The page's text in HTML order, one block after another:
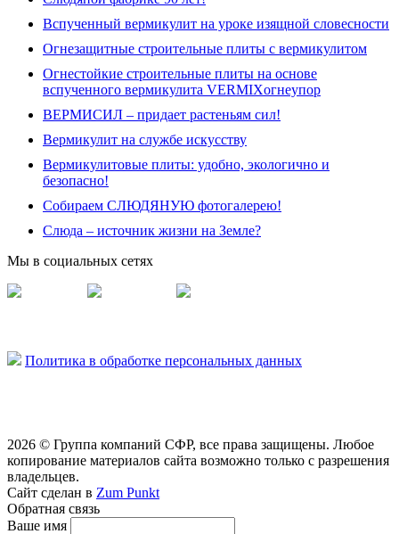
Вспученный вермикулит на уроке изящной словесности
Огнезащитные строительные плиты с вермикулитом
Огнестойкие строительные плиты на основе
вспученного вермикулита VERMIXогнеупор
ВЕРМИСИЛ – придает растеньям сил!
Вермикулит на службе искусству
Вермикулитовые плиты: удобно, экологично и
безопасно!
Собираем СЛЮДЯНУЮ фотогалерею!
Слюда – источник жизни на Земле?
Мы в социальных сетях
Политика в обработке персональных данных
2026 © Группа компаний СФР, все права защищены. Любое
копирование материалов сайта возможно только с разрешения
владельцев.
Сайт сделан в Zum Punkt
Обратная связь
Ваше имя